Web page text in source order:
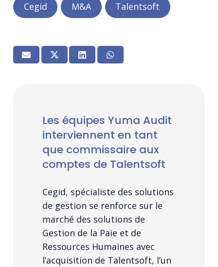
Cegid M&A Talentsoft
Les équipes Yuma Audit
interviennent en tant
que commissaire aux
comptes de Talentsoft
Cegid, spécialiste des solutions
de gestion se renforce sur le
marché des solutions de
Gestion de la Paie et de
Ressources Humaines avec
l’acquisition de Talentsoft, l’un